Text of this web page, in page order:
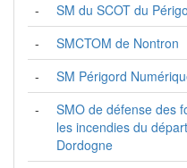
- SM du SCOT du
-
SMCTOM de Nontron
-
SM Périgord
-
SMO de défense des
les incendies du
Dordogne